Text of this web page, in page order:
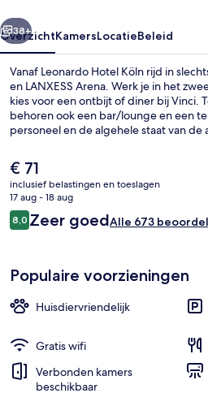
Volgende
38+
OverzichtKamersLocatieBeleid
Vanaf Leonardo Hotel Köln rijd in
en LANXESS Arena. Werk je in het
kies voor een ontbijt of diner bij Vinci.
behoren ook een bar/lounge en een
personeel en de algehele staat van
loopafstand van het openbaar vervoer:
Metrostation Waldecker Straße en 7
Köln-Buchforst.
De
huidige
prijs
is
€ 71
€ 71
inclusief belastingen en toeslagen
17 aug - 18 aug
Beoordelingen
8,08,0 op 10 –
Zeer goedAlle 673
Populaire voorzieningen
Huisdiervriendelijk
Gratis wifi
Verbonden kamers
beschikbaar